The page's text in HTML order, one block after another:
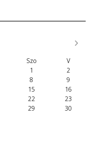
Szo
V
1
2
8
9
15
16
22
23
29
30